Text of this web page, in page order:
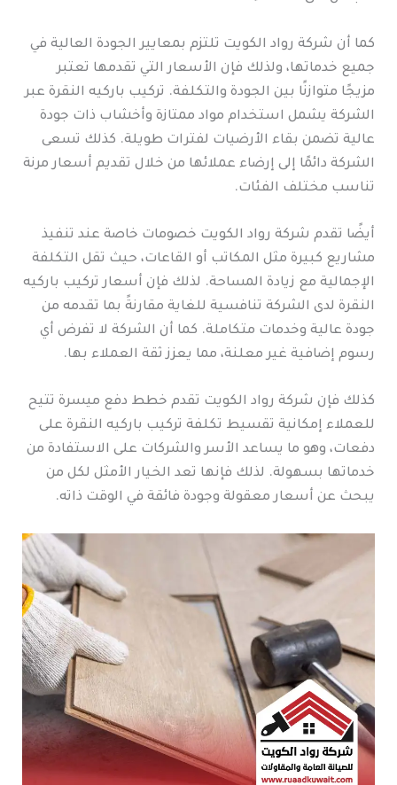
كما أن شركة رواد الكويت تلتزم بمعايير الجودة العالية في
جميع خدماتها، ولذلك فإن الأسعار التي تقدمها تعتبر
مزيجًا متوازنًا بين الجودة والتكلفة. تركيب باركيه النقرة عبر
الشركة يشمل استخدام مواد ممتازة وأخشاب ذات جودة
عالية تضمن بقاء الأرضيات لفترات طويلة. كذلك تسعى
الشركة دائمًا إلى إرضاء عملائها من خلال تقديم أسعار مرنة
تناسب مختلف الفئات.
أيضًا تقدم شركة رواد الكويت خصومات خاصة عند تنفيذ
مشاريع كبيرة مثل المكاتب أو القاعات، حيث تقل التكلفة
الإجمالية مع زيادة المساحة. لذلك فإن أسعار تركيب باركيه
النقرة لدى الشركة تنافسية للغاية مقارنةً بما تقدمه من
جودة عالية وخدمات متكاملة. كما أن الشركة لا تفرض أي
رسوم إضافية غير معلنة، مما يعزز ثقة العملاء بها.
كذلك فإن شركة رواد الكويت تقدم خطط دفع ميسرة تتيح
للعملاء إمكانية تقسيط تكلفة تركيب باركيه النقرة على
دفعات، وهو ما يساعد الأسر والشركات على الاستفادة من
خدماتها بسهولة. لذلك فإنها تعد الخيار الأمثل لكل من
يبحث عن أسعار معقولة وجودة فائقة في الوقت ذاته.